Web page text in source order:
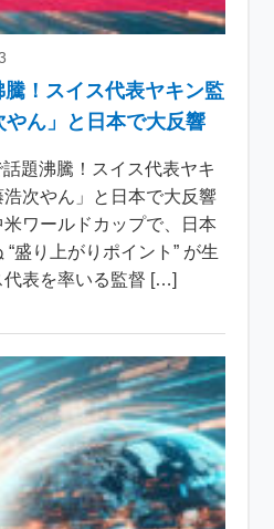
！スイス代表ヤキン監
ん」と日本で大反響
題沸騰！スイス代表ヤキ
次やん」と日本で大反響
ワールドカップで、日本
盛り上がりポイント” が生
表を率いる監督 […]